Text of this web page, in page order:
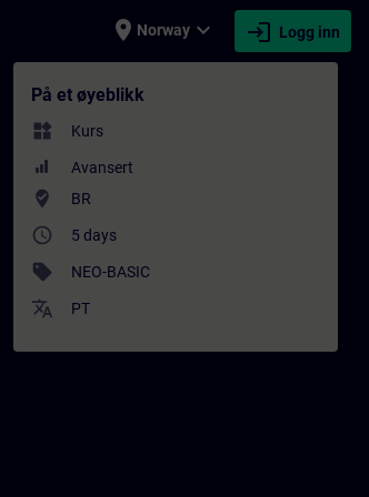
place Norway expand_more login Logg inn
- Faglig utvikling | SITRAIN
På et øyeblikk
widgets Kurs
Avansert
where_to_vote BR
access_time 5 days
sell NEO-BASIC
translate PT